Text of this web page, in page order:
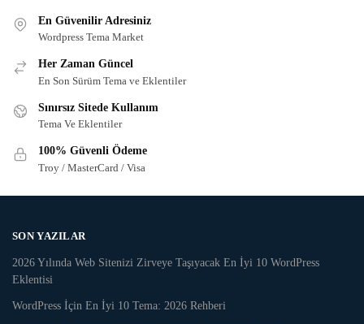
En Güvenilir Adresiniz
Wordpress Tema Market
Her Zaman Güncel
En Son Sürüm Tema ve Eklentiler
Sınırsız Sitede Kullanım
Tema Ve Eklentiler
100% Güvenli Ödeme
Troy / MasterCard / Visa
SON YAZILAR
2026 Yılında Web Sitenizi Zirveye Taşıyacak En İyi 10 WordPress
Eklentisi
WordPress İçin En İyi 10 Tema: 2026 Rehberi